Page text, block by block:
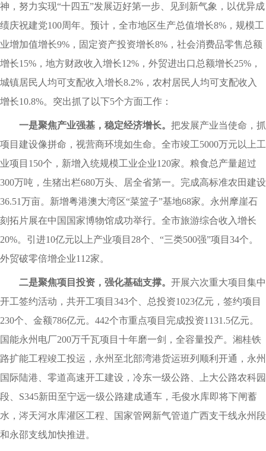
神，努力实现“十四五”发展迈好第一步、见到新气象，以优异成
绩庆祝建党100周年。预计，全市地区生产总值增长8%，规模工
业增加值增长9%，固定资产投资增长8%，社会消费品零售总额
增长15%，地方财政收入增长12%，外贸进出口总额增长25%，
城镇居民人均可支配收入增长8.2%，农村居民人均可支配收入
增长10.8%。突出抓了以下5个方面工作：
一是聚焦产业强基，稳定经济增长。 把发展产业当使命，抓
项目建设像拼命，视营商环境如生命。全市竣工5000万元以上工
业项目150个，新增入统规模工业企业120家。粮食总产量超过
300万吨，生猪出栏680万头、居全省第一。完成高标准农田建设
36.51万亩。新增粤港澳大湾区“菜篮子”基地68家。永州摩崖石
刻拓片展在中国国家博物馆成功举行。全市旅游综合收入增长
20%。引进10亿元以上产业项目28个、“三类500强”项目34个。
外贸破零倍增企业112家。
二是聚焦项目投资，强化基础支撑。 开展六次重大项目集中
开工签约活动，共开工项目343个、总投资1023亿元，签约项目
230个、金额786亿元。442个市重点项目完成投资1131.5亿元。
国能永州电厂200万千瓦项目十年磨一剑，全容量投产。湘桂铁
路扩能工程竣工投运，永州至北部湾港货运班列顺利开通，永州
国际陆港、零道高速开工建设，冷东一级公路、上大公路农科园
段、S345新田至宁远一级公路建成通车，毛俊水库即将下闸蓄
水，涔天河水库灌区工程、国家管网新气管道广西支干线永州段
和永邵支线加快推进。